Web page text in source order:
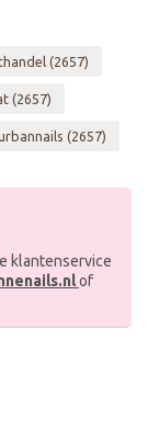
(2657)
(2657)
(2657)
klantenservice
of